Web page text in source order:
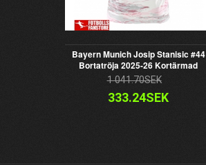
Bayern Munich Josip Stanisic #44
Bortatröja 2025-26 Kortärmad
1 041.70SEK
333.24SEK